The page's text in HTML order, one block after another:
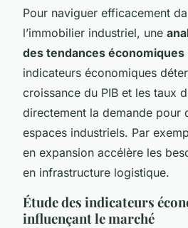
Pour naviguer efficacement
l’immobilier industriel, une
des tendances économiques
indicateurs économiques
croissance du PIB et les taux
directement la demande pour
espaces industriels. Par
en expansion accélère les
en infrastructure logistique.
Étude des indicateurs
influençant le marché